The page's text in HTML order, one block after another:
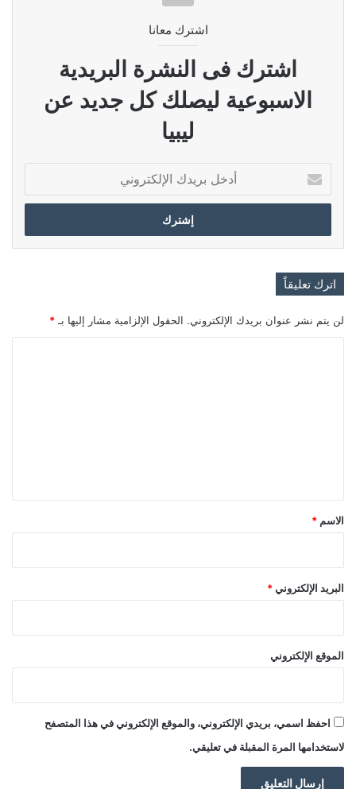
اشترك معانا
اشترك فى النشرة البريدية
الاسبوعية ليصلك كل جديد عن
ليبيا
بريدك
الإلكتروني
اترك تعليقاً
لن يتم نشر عنوان بريدك الإلكتروني. الحقول الإلزامية مشار إليها بـ *
*
الاسم *
البريد الإلكتروني *
الموقع الإلكتروني
احفظ اسمي، بريدي الإلكتروني، والموقع الإلكتروني في هذا المتصفح
لاستخدامها المرة المقبلة في تعليقي.